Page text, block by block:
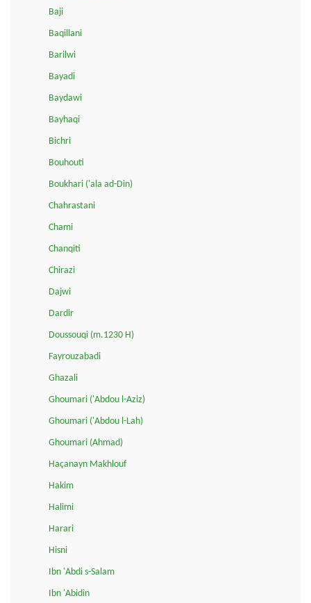
Baji
Baqillani
Barilwi
Bayadi
Baydawi
Bayhaqi
Bichri
Bouhouti
Boukhari ('ala ad-Din)
Chahrastani
Chami
Chanqiti
Chirazi
Dajwi
Dardir
Doussouqi (m.1230 H)
Fayrouzabadi
Ghazali
Ghoumari ('Abdou l-Aziz)
Ghoumari ('Abdou l-Lah)
Ghoumari (Ahmad)
Haçanayn Makhlouf
Hakim
Halimi
Harari
Hisni
Ibn 'Abdi s-Salam
Ibn 'Abidin